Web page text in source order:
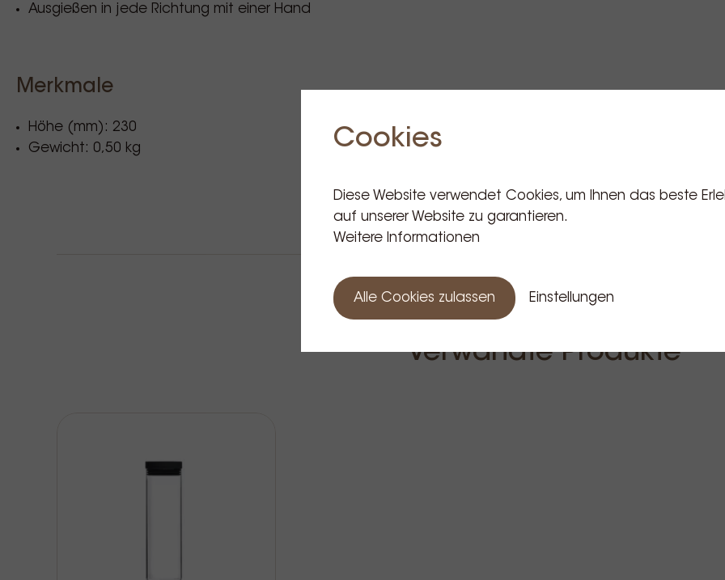
Ausgießen in jede Richtung mit einer Hand
Merkmale
Höhe (mm): 230
Gewicht: 0,50 kg
Verwandte Produkte
Cookies
Diese Website verwendet Cookies, um Ihnen das beste
auf unserer Website zu garantieren.
Weitere Informationen
Alle Cookies zulassen Einstellungen